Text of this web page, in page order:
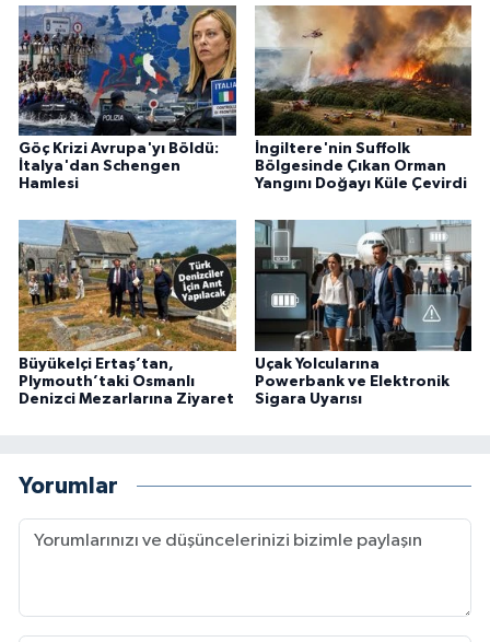
Göç Krizi Avrupa'yı Böldü:
İtalya'dan Schengen
Hamlesi
İngiltere'nin Suffolk
Bölgesinde Çıkan Orman
Yangını Doğayı Küle Çevirdi
Büyükelçi Ertaş’tan,
Plymouth’taki Osmanlı
Denizci Mezarlarına Ziyaret
Uçak Yolcularına
Powerbank ve Elektronik
Sigara Uyarısı
Yorumlar